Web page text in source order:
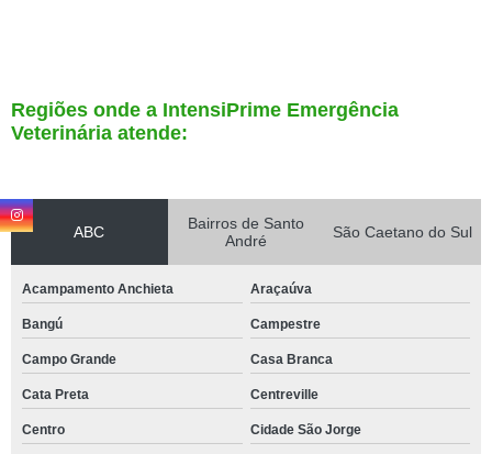
Regiões onde a IntensiPrime Emergência
Veterinária atende:
ABC
Bairros de Santo
André
São Caetano do Sul
Acampamento Anchieta Araçaúva
Bangú Campestre
Campo Grande Casa Branca
Cata Preta Centreville
Centro Cidade São Jorge